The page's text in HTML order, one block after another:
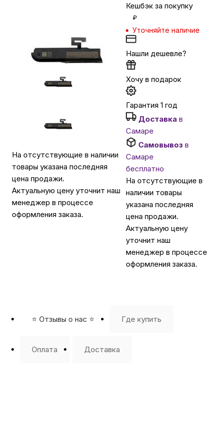
Для домашних питомцев
Умный дом и безопасность
Автомобильные аксессуары
Сервисный центр Apple в Самаре
Подарочные сертификаты
Аудио
На отсутствующие в наличии
товары указана последняя
цена продажи.
Актуальную цену уточнит наш
менеджер в процессе
оформления заказа.
Кешбэк за покупку
₽
Уточняйте наличие
Нашли дешевле?
Хочу в подарок
Гарантия 1 год
Доставка в
Самаре
Самовывоз в
Самаре
бесплатно
На отсутствующие в
наличии товары
указана последняя
цена продажи.
Актуальную цену
уточнит наш
менеджер в процессе
оформления заказа.
⭐️ Отзывы о нас ⭐️ Где купить
Оплата Доставка